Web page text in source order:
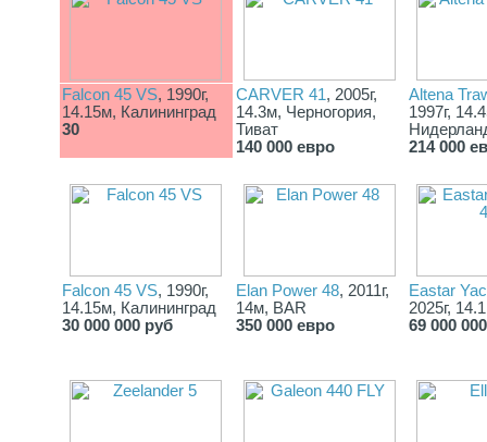
Falcon 45 VS, 1990г,
14.15м, Калининград
30
CARVER 41, 2005г,
14.3м, Черногория,
Тиват
140 000 евро
Altena
1997г,
214 000
Falcon 45 VS, 1990г,
14.15м, Калининград
30 000 000 руб
Elan Power 48, 2011г,
14м, BAR
350 000 евро
Eastar
2025г,
69 000